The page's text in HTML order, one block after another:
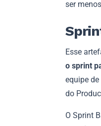
ser
Esse
o sprint
equipe
do
O Sprint